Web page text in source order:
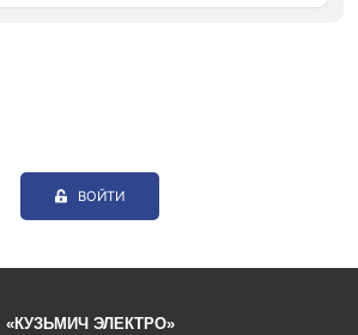
ВОЙТИ
«КУЗЬМИЧ ЭЛЕКТРО»